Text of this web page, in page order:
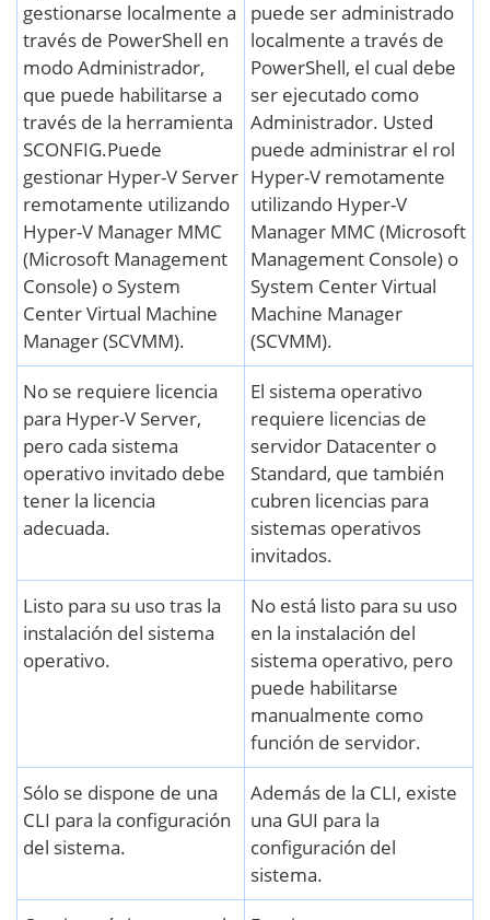
gestionarse localmente a
través de PowerShell en
modo Administrador,
que puede habilitarse a
través de la herramienta
SCONFIG.Puede
gestionar Hyper-V Server
remotamente utilizando
Hyper-V Manager MMC
(Microsoft Management
Console) o System
Center Virtual Machine
Manager (SCVMM).
puede ser administrado
localmente a través de
PowerShell, el cual debe
ser ejecutado como
Administrador. Usted
puede administrar el rol
Hyper-V remotamente
utilizando Hyper-V
Manager MMC (Microsoft
Management Console) o
System Center Virtual
Machine Manager
(SCVMM).
No se requiere licencia
para Hyper-V Server,
pero cada sistema
operativo invitado debe
tener la licencia
adecuada.
El sistema operativo
requiere licencias de
servidor Datacenter o
Standard, que también
cubren licencias para
sistemas operativos
invitados.
Listo para su uso tras la
instalación del sistema
operativo.
No está listo para su uso
en la instalación del
sistema operativo, pero
puede habilitarse
manualmente como
función de servidor.
Sólo se dispone de una
CLI para la configuración
del sistema.
Además de la CLI, existe
una GUI para la
configuración del
sistema.